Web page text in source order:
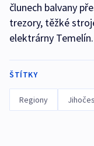
člunech balvany
trezory, těžké
elektrárny Temelín.
ŠTÍTKY
Regiony